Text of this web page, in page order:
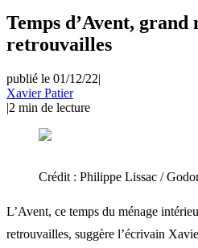
Temps d’Avent, grand
retrouvailles
publié le 01/12/22|
Xavier Patier
|2 min de lecture
Crédit : Philippe Lissac /
L’Avent, ce temps du ménage
retrouvailles, suggère l’écrivain